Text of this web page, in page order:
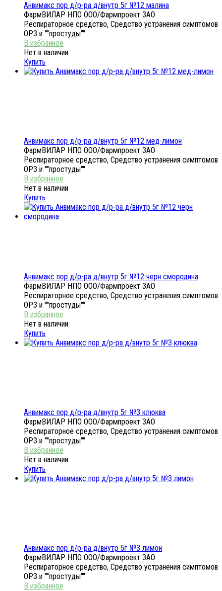
Анвимакс пор д/р-ра д/внутр 5г №12 малина
ФармВИЛАР НПО ООО/Фармпроект ЗАО
Респираторное средство, Средство устранения симптомов
ОРЗ и ""простуды""
Нет в наличии
Купить
Анвимакс пор д/р-ра д/внутр 5г №12 мед-лимон
ФармВИЛАР НПО ООО/Фармпроект ЗАО
Респираторное средство, Средство устранения симптомов
ОРЗ и ""простуды""
Нет в наличии
Купить
Анвимакс пор д/р-ра д/внутр 5г №12 черн смородина
ФармВИЛАР НПО ООО/Фармпроект ЗАО
Респираторное средство, Средство устранения симптомов
ОРЗ и ""простуды""
Нет в наличии
Купить
Анвимакс пор д/р-ра д/внутр 5г №3 клюква
ФармВИЛАР НПО ООО/Фармпроект ЗАО
Респираторное средство, Средство устранения симптомов
ОРЗ и ""простуды""
Нет в наличии
Купить
Анвимакс пор д/р-ра д/внутр 5г №3 лимон
ФармВИЛАР НПО ООО/Фармпроект ЗАО
Респираторное средство, Средство устранения симптомов
ОРЗ и ""простуды""